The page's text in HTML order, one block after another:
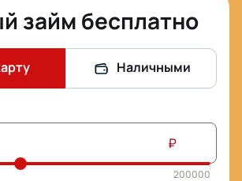
займ бесплатно
Наличными
₽